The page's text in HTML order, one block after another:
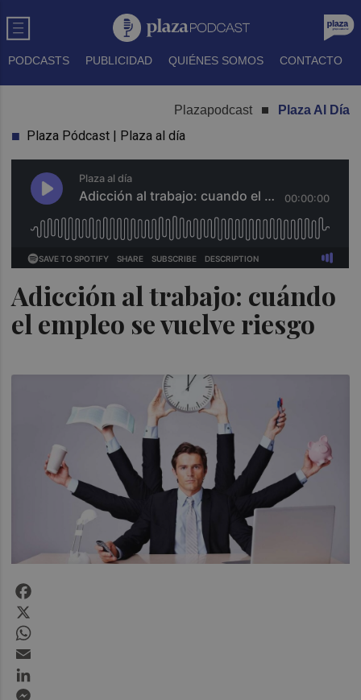
PODCASTS PUBLICIDAD QUIÉNES SOMOS CONTACTO
Plazapodcast Plaza Al Día
Adicción al trabajo: cuándo
el empleo se vuelve riesgo
Plaza Pódcast | Plaza al día